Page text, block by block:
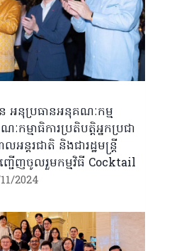
អនុប្រធានអនុគណៈកម្ម
កម្មាធិការប្រតិបត្តិអ្នកប្រជា
ន្តរជាតិ និងជារដ្ឋមន្រ្តី
ជើញចូលរួមកម្មវិធី Cocktail
2024